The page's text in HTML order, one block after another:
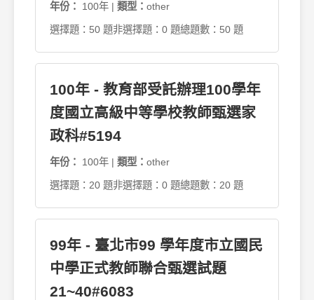
年份： 100年 | 類型： other
選擇題：50 題非選擇題：0 題總題數：50 題
100年 - 教育部受託辦理100學年
度國立高級中等學校教師甄選家
政科#5194
年份： 100年 | 類型： other
選擇題：20 題非選擇題：0 題總題數：20 題
99年 - 臺北市99 學年度市立國民
中學正式教師聯合甄選試題
21~40#6083